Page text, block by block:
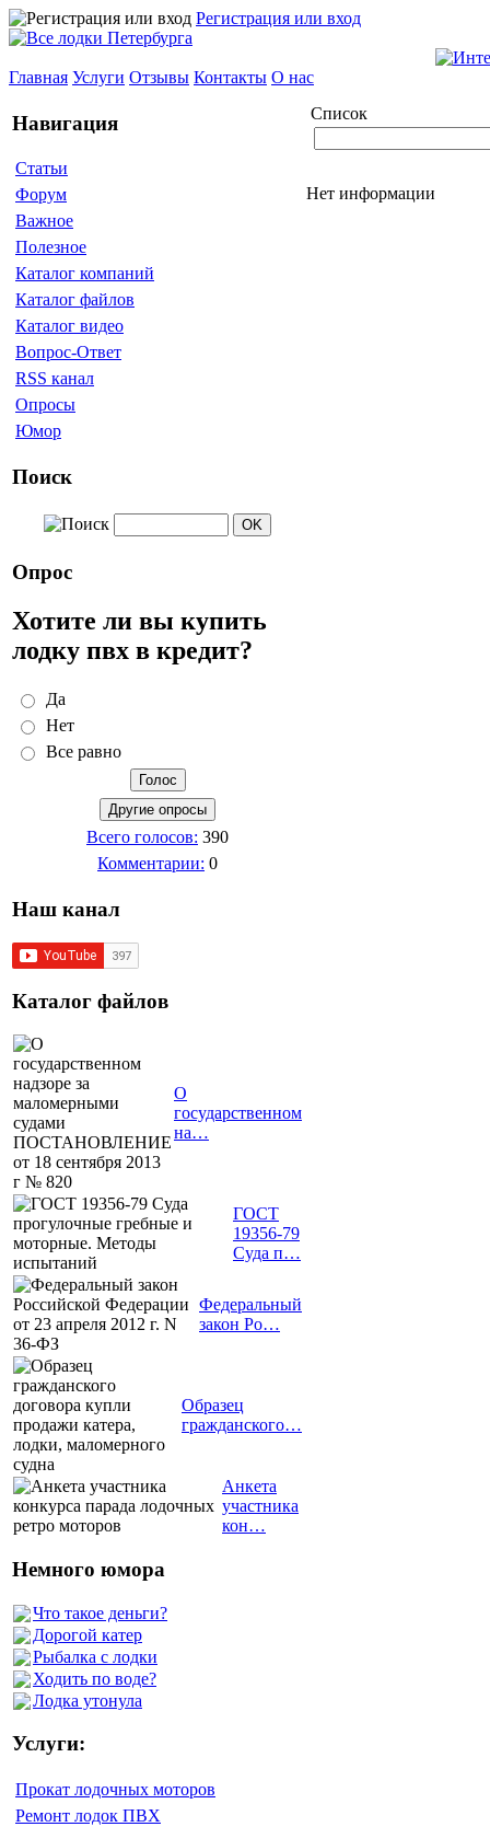
Регистрация или вход
Главная Услуги Отзывы Контакты О нас
Навигация
Статьи
Форум
Важное
Полезное
Каталог компаний
Каталог файлов
Каталог видео
Вопрос-Ответ
RSS канал
Опросы
Юмор
Поиск
Опрос
Хотите ли вы купить
лодку пвх в кредит?
Да
Нет
Все равно
Всего голосов: 390
Комментарии: 0
Наш канал
Каталог файлов
О
государственном
на…
ГОСТ
19356-79
Суда п…
Федеральный
закон Ро…
Образец
гражданского…
Анкета
участника
кон…
Немного юмора
Что такое деньги?
Дорогой катер
Рыбалка с лодки
Ходить по воде?
Лодка утонула
Услуги:
Прокат лодочных моторов
Ремонт лодок ПВХ
Список
Нет информации